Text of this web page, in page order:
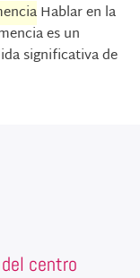
Hablar en la
es un
significativa de
centro